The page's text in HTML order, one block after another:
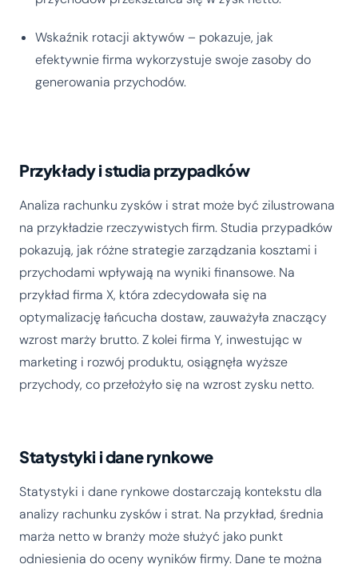
Wskaźnik rotacji aktywów – pokazuje, jak
efektywnie firma wykorzystuje swoje zasoby do
generowania przychodów.
Przykłady i studia przypadków
Analiza rachunku zysków i strat może być zilustrowana
na przykładzie rzeczywistych firm. Studia przypadków
pokazują, jak różne strategie zarządzania kosztami i
przychodami wpływają na wyniki finansowe. Na
przykład firma X, która zdecydowała się na
optymalizację łańcucha dostaw, zauważyła znaczący
wzrost marży brutto. Z kolei firma Y, inwestując w
marketing i rozwój produktu, osiągnęła wyższe
przychody, co przełożyło się na wzrost zysku netto.
Statystyki i dane rynkowe
Statystyki i dane rynkowe dostarczają kontekstu dla
analizy rachunku zysków i strat. Na przykład, średnia
marża netto w branży może służyć jako punkt
odniesienia do oceny wyników firmy. Dane te można